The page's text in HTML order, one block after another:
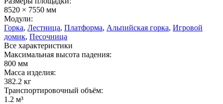
8520 × 7550 мм
Модули:
Горка, Лестница, Платформа, Альпийская горка, Игровой
домик, Песочница
Все характеристики
Максимальная высота падения:
800 мм
Масса изделия:
382.2 кг
Транспортировочный объём:
1.2 м³